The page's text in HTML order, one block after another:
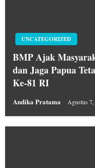
UNCATEGORIZED
BMP Ajak
dan Jaga Papua
Ke-81 RI
Andika Pratama Agustus